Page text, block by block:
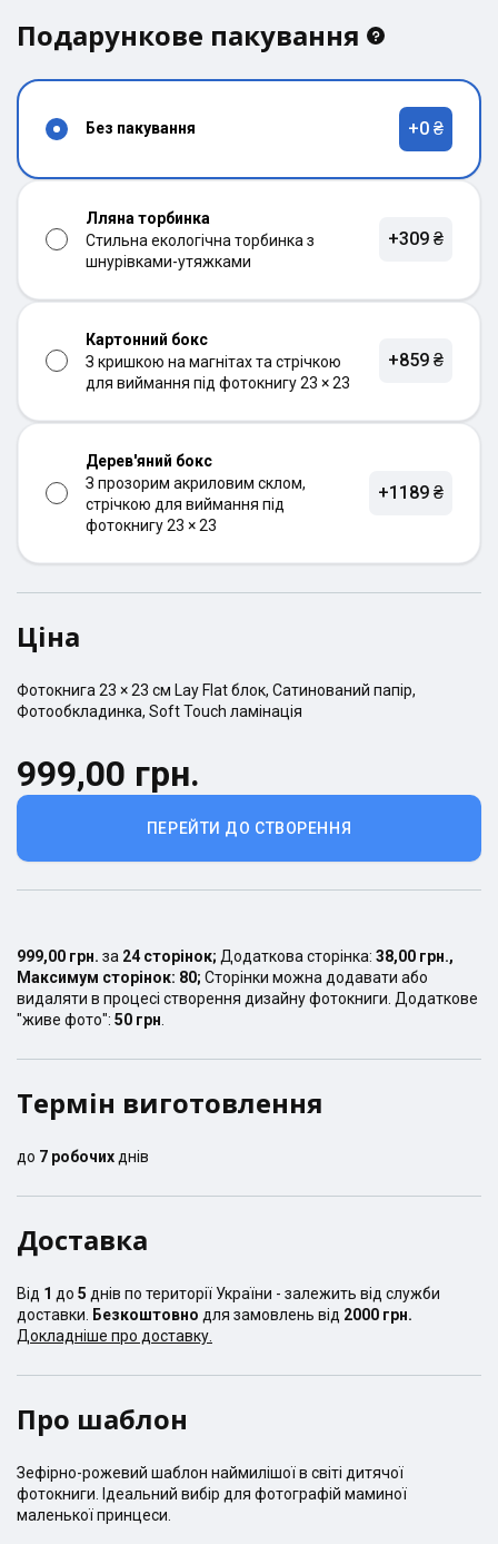
Подарункове пакування
Без пакування +0 ₴
Лляна торбинка
Стильна екологічна торбинка з
шнурівками-утяжками
+309 ₴
Картонний бокс
З кришкою на магнітах та стрічкою
для виймання під фотокнигу 23 × 23
+859 ₴
Дерев'яний бокс
З прозорим акриловим склом,
стрічкою для виймання під
фотокнигу 23 × 23
+1189 ₴
Ціна
Фотокнига 23 × 23 см Lay Flatблок, Сатинований папір,
Фотообкладинка, Soft Touch ламінація
ПЕРЕЙТИ ДО СТВОРЕННЯ
999,00 грн.
999,00 грн. за 24 сторінок; Додаткова сторінка: 38,00 грн.,
Максимум сторінок: 80; Сторінки можна додавати або
видаляти в процесі створення дизайну фотокниги. Додаткове
"живе фото": 50 грн
Термін виготовлення
до 7 робочих днів
Доставка
Від 1 до 5 днів по території України - залежить від служби
доставки.
Безкоштовно для замовлень від 2000 грн.
Докладніше про доставку.
Про шаблон
Зефірно-рожевий шаблон наймилішої в світі дитячої
фотокниги. Ідеальний вибір для фотографій маминої
маленької принцеси.